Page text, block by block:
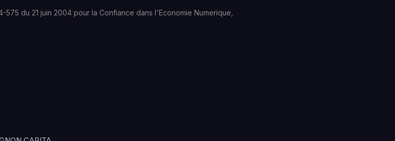
du 21 juin 2004 pour la Confiance dans l'Economie Numerique,